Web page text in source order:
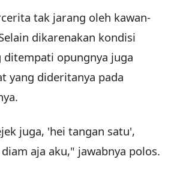
tak jarang oleh kawan-
dikarenakan kondisi
ditempati opungnya juga
yang dideritanya pada
juga, 'hei tangan satu',
diam aja aku," jawabnya polos.